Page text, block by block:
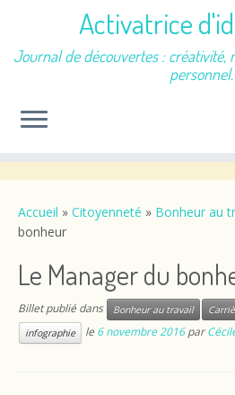
contenu
Activatrice
Journal de découvertes : créativité,
personnel.
Accueil » Citoyenneté » Bonheur au
bonheur
Le Manager du
Billet publié dans Bonheur au travail
infographie le 6 novembre 2016 par